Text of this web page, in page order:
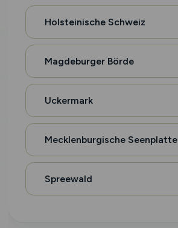
Holsteinische Schweiz
Magdeburger Börde
Uckermark
Mecklenburgische Seenplatte
Spreewald